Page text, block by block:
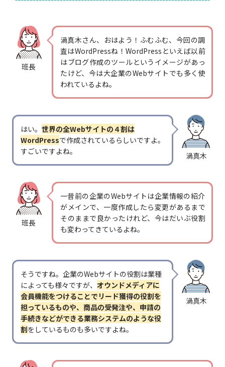
班長
渦真木さん、おはよう！ふむふむ、今回の調
査はWordPressね！WordPressといえば以前
はブログ作成のツールというイメージがあっ
たけど、今は大企業のWebサイトでも多く使
われているよね。
渦真木
はい。世界の全Webサイトの４割は
WordPressで作成されているらしいですよ。
すごいですよね。
班長
一昔前の企業のWebサイトは企業情報の紹介
がメインで、一度作成したら変更があるまで
そのままで良かったけれど、今はだいぶ役割
も変わってきているよね。
渦真木
そうですね。企業のWebサイトの役割は業種
によっても様々ですが、オウンドメディアに
会員機能をつけることでリード獲得の役割を
担っているものや、商品の受発注や、申請の
手続きなどができる業務システムのような役
割をしているものも多いですよね。